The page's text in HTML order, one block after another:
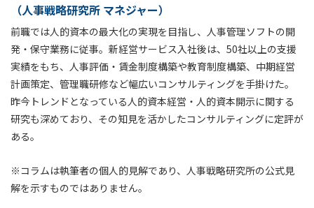
（人事戦略研究所 マネジャー）
前職では人的資本の最大化の実現を目指し、人事管理ソフトの開
発・保守業務に従事。新経営サービス入社後は、50社以上の支援
実績をもち、人事評価・賃金制度構築や教育制度構築、中期経営
計画策定、管理職研修など幅広いコンサルティングを手掛けた。
昨今トレンドとなっている人的資本経営・人的資本開示に関する
研究も深めており、その知見を活かしたコンサルティングに定評が
ある。
※コラムは執筆者の個人的見解であり、人事戦略研究所の公式見
解を示すものではありません。